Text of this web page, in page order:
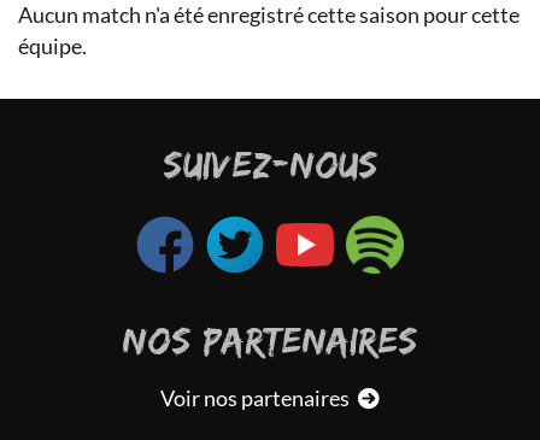
Aucun match n'a été enregistré cette saison pour cette
équipe.
SUIVEZ-NOUS
NOS PARTENAIRES
Voir nos partenaires